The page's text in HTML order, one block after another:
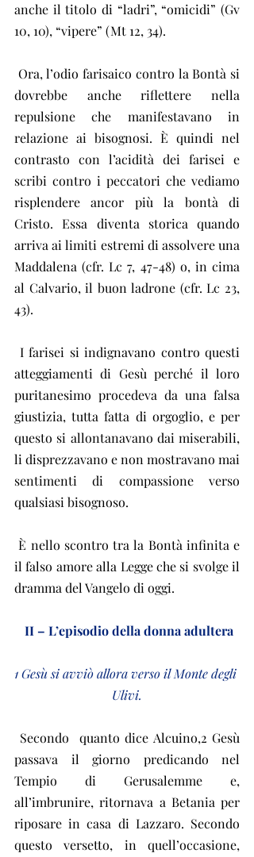
anche il titolo di “ladri”, “omicidi” (Gv
10, 10), “vipere” (Mt 12, 34).
dovrebbe anche riflettere nella
repulsione che manifestavano in
relazione ai bisognosi. È quindi nel
contrasto con l’acidità dei farisei e
scribi contro i peccatori che vediamo
risplendere ancor più la bontà di
Cristo. Essa diventa storica quando
arriva ai limiti estremi di assolvere una
Maddalena (cfr. Lc 7, 47-48) o, in cima
al Calvario, il buon ladrone (cfr. Lc 23,
43).
atteggiamenti di Gesù perché il loro
puritanesimo procedeva da una falsa
giustizia, tutta fatta di orgoglio, e per
questo si allontanavano dai miserabili,
li disprezzavano e non mostravano mai
sentimenti di compassione verso
qualsiasi bisognoso.
È nello scontro tra la Bontà infinita e
il falso amore alla Legge che si svolge il
dramma del Vangelo di oggi.
II – L’episodio della donna adultera
1 Gesù si avviò allora verso il Monte degli
Ulivi.
passava il giorno predicando nel
Tempio di Gerusalemme e,
all’imbrunire, ritornava a Betania per
riposare in casa di Lazzaro. Secondo
questo versetto, in quell’occasione,